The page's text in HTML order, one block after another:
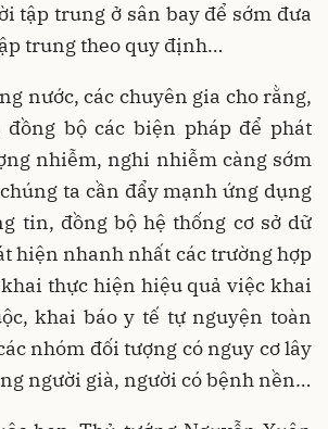
tập trung ở sân bay để sớm đưa
trung theo quy định…
nước, các chuyên gia cho rằng,
bộ các biện pháp để phát
nhiễm, nghi nhiễm càng sớm
ta cần đẩy mạnh ứng dụng
tin, đồng bộ hệ thống cơ sở dữ
hiện nhanh nhất các trường hợp
thực hiện hiệu quả việc khai
khai báo y tế tự nguyện toàn
nhóm đối tượng có nguy cơ lây
người già, người có bệnh nền…